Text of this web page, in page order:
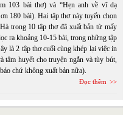
103 bài thơ) và “Hẹn anh về vĩ dạ
180 bài). Hai tập thơ này tuyển chọn
trong 10 tập thơ đã xuất bản từ mấy
ra khoảng 10-15 bài, trong những tập
là 2 tập thơ cuối cùng khép lại việc in
tâm huyết cho truyện ngắn và tùy bút,
chứ không xuất bản nữa).
Đọc thêm